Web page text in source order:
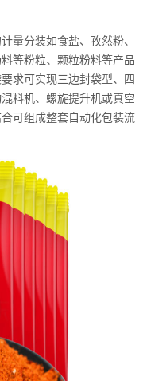
量分装如食盐、孜然粉、
料等粉粒、颗粒粉料等产品
求可实现三边封袋型、四
混料机、螺旋提升机或真空
可组成整套自动化包装流